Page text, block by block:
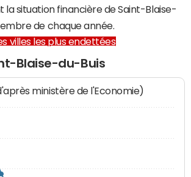
la situation financière de Saint-Blaise-
de chaque année.
villes les plus endettées
Blaise-du-Buis
ministère de l'Economie)